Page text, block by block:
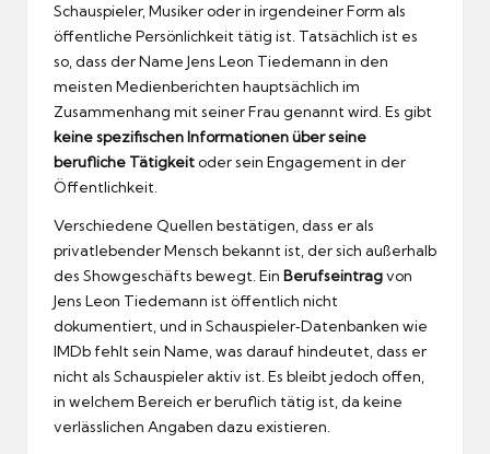
Schauspieler, Musiker oder in irgendeiner Form als
öffentliche Persönlichkeit tätig ist. Tatsächlich ist es
so, dass der Name Jens Leon Tiedemann in den
meisten Medienberichten hauptsächlich im
Zusammenhang mit seiner Frau genannt wird. Es gibt
keine spezifischen Informationen über seine
berufliche Tätigkeitoder sein Engagement in der
Öffentlichkeit.
Verschiedene Quellen bestätigen, dass er als
privatlebender Mensch bekannt ist, der sich außerhalb
des Showgeschäfts bewegt. Ein Berufseintragvon
Jens Leon Tiedemann ist öffentlich nicht
dokumentiert, und in Schauspieler‑Datenbanken wie
IMDb fehlt sein Name, was darauf hindeutet, dass er
nicht als Schauspieler aktiv ist. Es bleibt jedoch offen,
in welchem Bereich er beruflich tätig ist, da keine
verlässlichen Angaben dazu existieren.